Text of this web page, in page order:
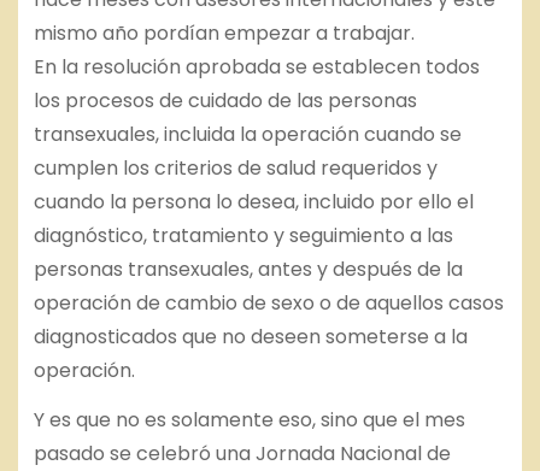
mismo año pordían empezar a trabajar.
En la resolución aprobada se establecen todos
los procesos de cuidado de las personas
transexuales, incluida la operación cuando se
cumplen los criterios de salud requeridos y
cuando la persona lo desea, incluido por ello el
diagnóstico, tratamiento y seguimiento a las
personas transexuales, antes y después de la
operación de cambio de sexo o de aquellos casos
diagnosticados que no deseen someterse a la
operación.
Y es que no es solamente eso, sino que el mes
pasado se celebró una Jornada Nacional de